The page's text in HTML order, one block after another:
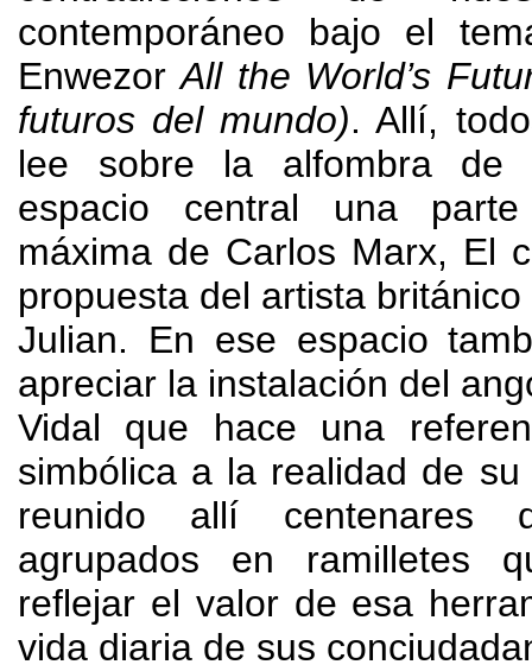
contemporáneo bajo el
Enwezor All the World’s
futuros del mundo). Allí,
lee sobre la alfombra de
espacio central una
máxima de Carlos Marx, El
propuesta del artista
Julian. En ese espacio
apreciar la instalación del
Vidal que hace una
simbólica a la realidad de su
reunido allí centenares
agrupados en ramilletes
reflejar el valor de esa
vida diaria de sus